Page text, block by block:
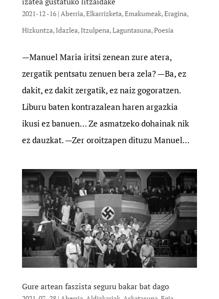
2021-12 -16| Aberria,Elkarrizketa,Emakumeak,Eragina,
Hizkuntza,Idazlea,Itzulpena,Laguntasuna,Poesia
—Manuel Maria iritsi zenean zure atera,
zergatik pentsatu zenuen bera zela? —Ba, ez
dakit, ez dakit zergatik, ez naiz gogoratzen.
Liburu baten kontrazalean haren argazkia
ikusi ez banuen… Ze asmatzeko dohainak nik
ez dauzkat. —Zer oroitzapen dituzu Manuel...
Gure artean faszista seguru bakar bat dago